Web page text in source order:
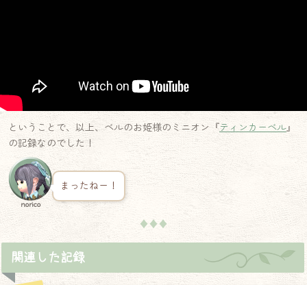
ということで、以上、ベルのお姫様のミニオン『ティンカーベル』
の記録なのでした！
norico
まったねー！
♦♦♦
関連した記録